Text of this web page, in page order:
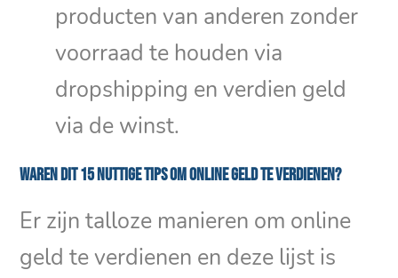
producten van anderen zonder
voorraad te houden via
dropshipping en verdien geld
via de winst.
Waren dit 15 nuttige tips om online geld te verdienen?
Er zijn talloze manieren om online
geld te verdienen en deze lijst is